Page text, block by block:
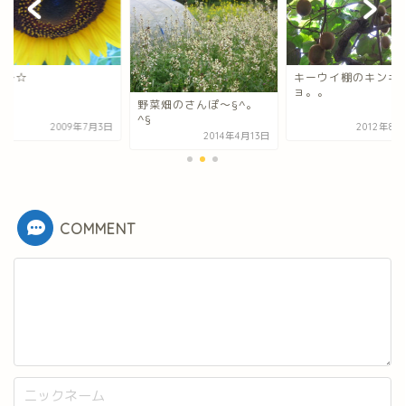
～☆
2009年7月3日
野菜畑のさんぽ～§^。
^§
2014年4月13日
キーウイ棚のキンギ
ョ。。
2012年8
COMMENT